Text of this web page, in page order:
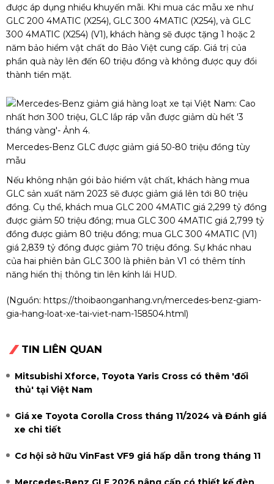
được áp dụng nhiều khuyến mãi. Khi mua các mẫu xe như
GLC 200 4MATIC (X254), GLC 300 4MATIC (X254), và GLC
300 4MATIC (X254) (V1), khách hàng sẽ được tặng 1 hoặc 2
năm bảo hiểm vật chất do Bảo Việt cung cấp. Giá trị của
phần quà này lên đến 60 triệu đồng và không được quy đổi
thành tiền mặt.
Mercedes-Benz GLC được giảm giá 50-80 triệu đồng tùy
mẫu
Nếu không nhận gói bảo hiểm vật chất, khách hàng mua
GLC sản xuất năm 2023 sẽ được giảm giá lên tới 80 triệu
đồng. Cụ thể, khách mua GLC 200 4MATIC giá 2,299 tỷ đồng
được giảm 50 triệu đồng; mua GLC 300 4MATIC giá 2,799 tỷ
đồng được giảm 80 triệu đồng; mua GLC 300 4MATIC (V1)
giá 2,839 tỷ đồng được giảm 70 triệu đồng. Sự khác nhau
của hai phiên bản GLC 300 là phiên bản V1 có thêm tính
năng hiển thị thông tin lên kính lái HUD.
(Nguồn: https://thoibaonganhang.vn/mercedes-benz-giam-
gia-hang-loat-xe-tai-viet-nam-158504.html)
TIN LIÊN QUAN
Mitsubishi Xforce, Toyota Yaris Cross có thêm 'đối
thủ' tại Việt Nam
Giá xe Toyota Corolla Cross tháng 11/2024 và Đánh giá
xe chi tiết
Cơ hội sở hữu VinFast VF9 giá hấp dẫn trong tháng 11